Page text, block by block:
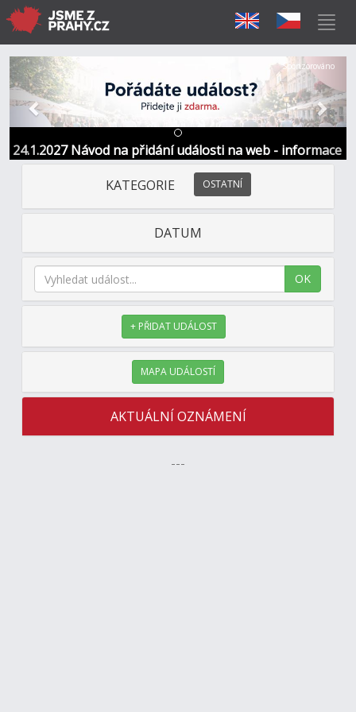
24.1.2027 Návod na přidání události na web - informace
a kontakt
Předchozí Další
Sponzorováno
KATEGORIE OSTATNÍ
DATUM
OK
+ PŘIDAT UDÁLOST
MAPA UDÁLOSTÍ
AKTUÁLNÍ OZNÁMENÍ
---